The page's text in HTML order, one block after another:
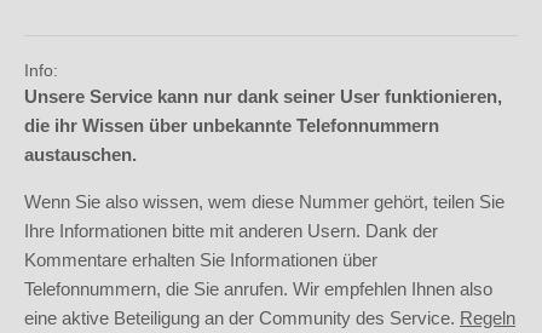
Info:
Unsere Service kann nur dank seiner User funktionieren,
die ihr Wissen über unbekannte Telefonnummern
austauschen.
Wenn Sie also wissen, wem diese Nummer gehört, teilen Sie
Ihre Informationen bitte mit anderen Usern. Dank der
Kommentare erhalten Sie Informationen über
Telefonnummern, die Sie anrufen. Wir empfehlen Ihnen also
eine aktive Beteiligung an der Community des Service. Regeln